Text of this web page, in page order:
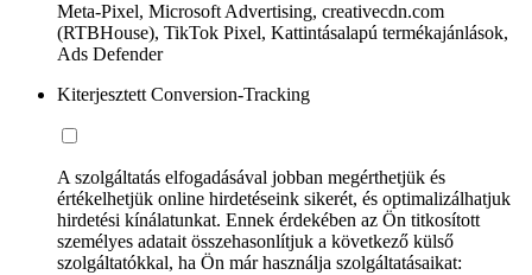
Meta-Pixel, Microsoft Advertising, creativecdn.com
(RTBHouse), TikTok Pixel, Kattintásalapú termékajánlások,
Ads Defender
Kiterjesztett Conversion-Tracking
A szolgáltatás elfogadásával jobban megérthetjük és
értékelhetjük online hirdetéseink sikerét, és optimalizálhatjuk
hirdetési kínálatunkat. Ennek érdekében az Ön titkosított
személyes adatait összehasonlítjuk a következő külső
szolgáltatókkal, ha Ön már használja szolgáltatásaikat: